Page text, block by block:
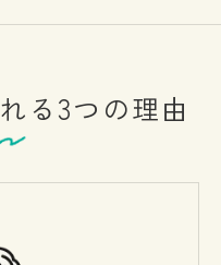
る3つの理由